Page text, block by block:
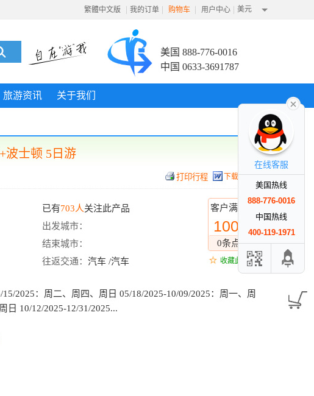
繁體中文版 | 我的订单 | 购物车 | 用户中心 | 美元
美国 888-776-0016
中国 0633-3691787
旅游资讯 关于我们
波士顿 5日游
下载行程
客户满意度
100%
0条点评
收藏此线路
已有703人关注此产品
出发城市：
结束城市：
往返交通： 汽车 /汽车
15/2025：周二、周四、周日 05/18/2025-10/09/2025：周一、周
日 10/12/2025-12/31/2025...
在线客服
美国热线
888-776-0016
中国热线
400-119-1971